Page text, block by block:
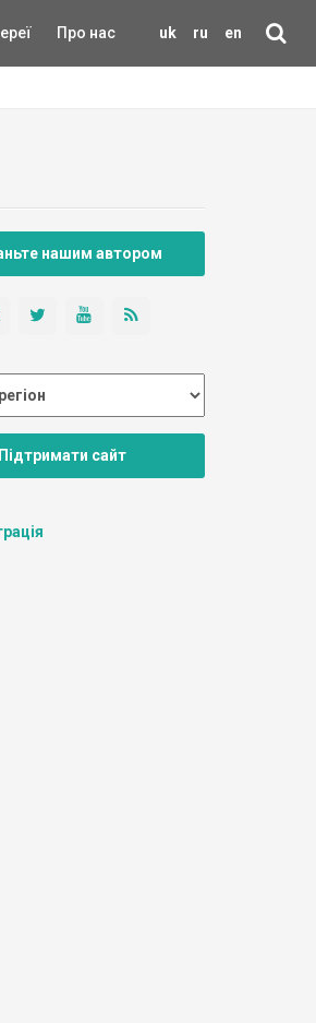
uk ru en
Про нас
нашим автором
Підтримати сайт